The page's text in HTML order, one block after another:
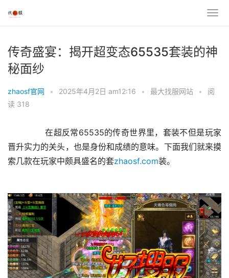
传奇盛宴：揭开超变态65535套装的神
秘面纱
zhaosf官网 • 2025年4月2日 am12:16 • 最大找服网站 •
阅
读 318
晋升实力的关头，也是身份和成绩的意味。下面我们就来摸
索几款在玩家中颇具盛名的套zhaosf.com装。